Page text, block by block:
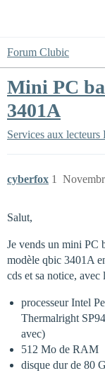
Forum Clubic
Mini PC
3401A
Services aux lecteurs
cyberfox 1
Salut,
Je vends un mini PC
modèle qbic 3401A
cds et sa notice, avec
processeur Intel
Thermalright
avec)
512 Mo de RAM
disque dur de 80